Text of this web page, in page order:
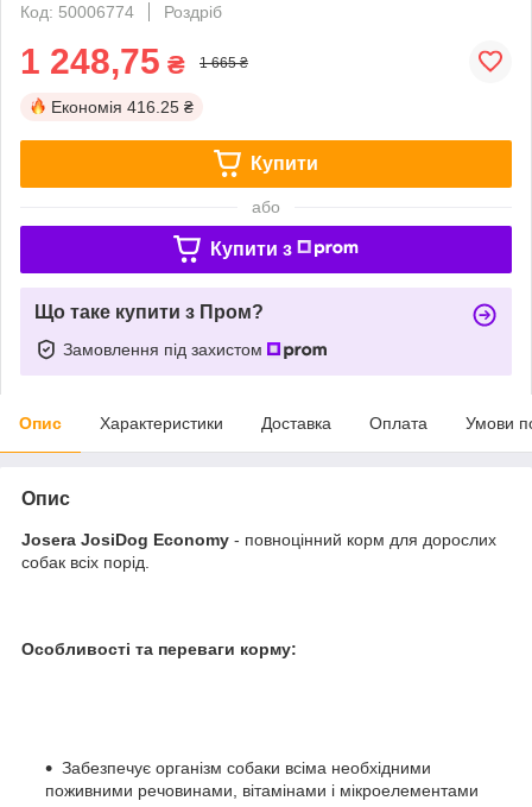
Код: 50006774
Роздріб
1 248,75 ₴ 1 665 ₴
Економія 416.25 ₴
Купити
або
Купити з
Що таке купити з Пром?
Замовлення під захистом
Опис Характеристики Доставка Оплата Умови
Опис
Josera JosiDog Economy - повноцінний корм для дорослих
собак всіх порід.
Особливості та переваги корму:
Забезпечує організм собаки всіма необхідними
поживними речовинами, вітамінами і мікроелементами